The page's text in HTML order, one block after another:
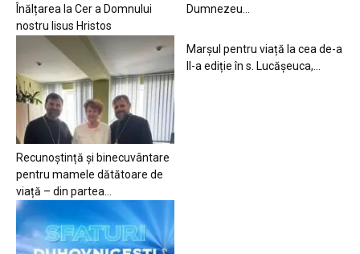
Înălțarea la Cer a Domnului
nostru Iisus Hristos
Dumnezeu…
Recunoștință și binecuvântare
pentru mamele dătătoare de
viață – din partea...
Marșul pentru viață la cea de-a
II-a ediție în s. Lucășeuca,...